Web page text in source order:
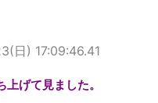
日) 17:09:46.41
げて見ました。